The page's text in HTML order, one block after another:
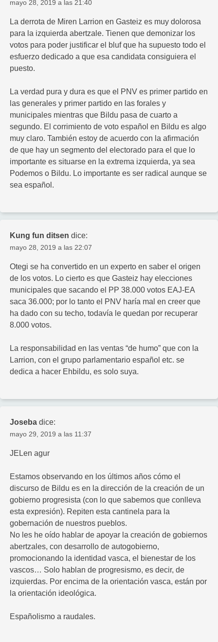
mayo 28, 2019 a las 21:40
La derrota de Miren Larrion en Gasteiz es muy dolorosa
para la izquierda abertzale. Tienen que demonizar los
votos para poder justificar el bluf que ha supuesto todo el
esfuerzo dedicado a que esa candidata consiguiera el
puesto.
La verdad pura y dura es que el PNV es primer partido en
las generales y primer partido en las forales y
municipales mientras que Bildu pasa de cuarto a
segundo. El corrimiento de voto español en Bildu es algo
muy claro. También estoy de acuerdo con la afirmación
de que hay un segmento del electorado para el que lo
importante es situarse en la extrema izquierda, ya sea
Podemos o Bildu. Lo importante es ser radical aunque se
sea español.
Kung fun ditsen dice:
mayo 28, 2019 a las 22:07
Otegi se ha convertido en un experto en saber el origen
de los votos. Lo cierto es que Gasteiz hay elecciones
municipales que sacando el PP 38.000 votos EAJ-EA
saca 36.000; por lo tanto el PNV haría mal en creer que
ha dado con su techo, todavía le quedan por recuperar
8.000 votos.
La responsabilidad en las ventas “de humo” que con la
Larrion, con el grupo parlamentario español etc. se
dedica a hacer Ehbildu, es solo suya.
Joseba dice:
mayo 29, 2019 a las 11:37
JELen agur
Estamos observando en los últimos años cómo el
discurso de Bildu es en la dirección de la creación de un
gobierno progresista (con lo que sabemos que conlleva
esta expresión). Repiten esta cantinela para la
gobernación de nuestros pueblos.
No les he oído hablar de apoyar la creación de gobiernos
abertzales, con desarrollo de autogobierno,
promocionando la identidad vasca, el bienestar de los
vascos… Solo hablan de progresismo, es decir, de
izquierdas. Por encima de la orientación vasca, están por
la orientación ideológica.
Españolismo a raudales.